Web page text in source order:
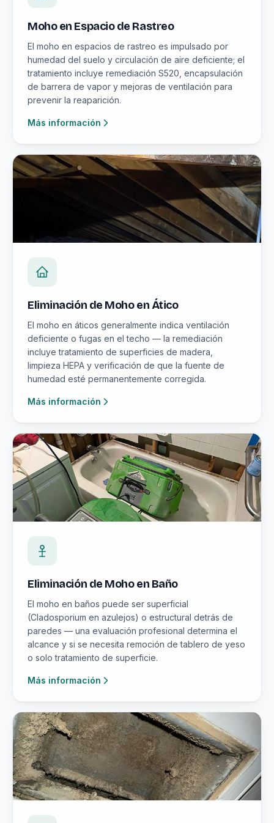
Moho en Espacio de Rastreo
El moho en espacios de rastreo es impulsado por
humedad del suelo y circulación de aire deficiente; el
tratamiento incluye remediación S520, encapsulación
de barrera de vapor y mejoras de ventilación para
prevenir la reaparición.
Más información
Eliminación de Moho en Ático
El moho en áticos generalmente indica ventilación
deficiente o fugas en el techo — la remediación
incluye tratamiento de superficies de madera,
limpieza HEPA y verificación de que la fuente de
humedad esté permanentemente corregida.
Más información
Eliminación de Moho en Baño
El moho en baños puede ser superficial
(Cladosporium en azulejos) o estructural detrás de
paredes — una evaluación profesional determina el
alcance y si se necesita remoción de tablero de yeso
o solo tratamiento de superficie.
Más información